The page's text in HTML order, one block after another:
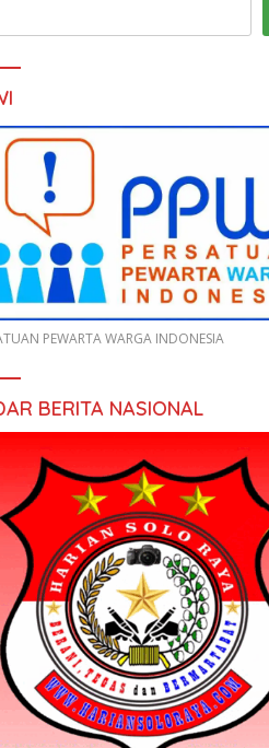
PEWARTA WARGA INDONESIA
BERITA NASIONAL